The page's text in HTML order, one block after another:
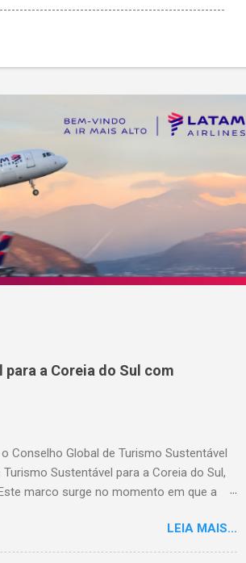
a Coreia do Sul com
Conselho Global de Turismo Sustentável
Sustentável para a Coreia do Sul,
marco surge no momento em que a
em toda a região, capacitando-os com
no Padrão Hoteleiro GSTC. Desde o seu
LEIA MAIS...